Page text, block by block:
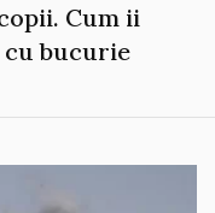
Cum ii
cu bucurie